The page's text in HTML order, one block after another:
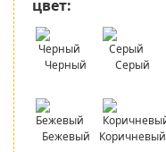
цвет:
Черный Серый
Бежевый Коричневый